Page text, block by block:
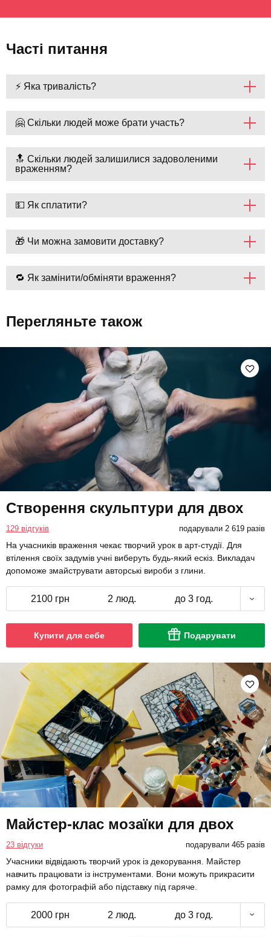
Часті питання
⚡ Яка тривалість?
🤗 Скільки людей може брати участь?
🔝 Скільки людей залишилися задоволеними
враженням?
💵 Як сплатити?
🎁 Чи можна замовити доставку?
🔁 Як замінити/обміняти враження?
Перегляньте також
Створення скульптури для двох
129 відгуків подарували 2 619 разів
На учасників враження чекає творчий урок в арт-студії. Для
втілення своїх задумів учні виберуть будь-який ескіз. Викладач
допоможе змайструвати авторські вироби з глини.
2100 грн 2 люд. до 3 год.
Купити для себе Подарувати
Майстер-клас мозаїки для двох
23 відгуки подарували 465 разів
Учасники відвідають творчий урок із декорування. Майстер
навчить працювати із інструментами. Вони можуть прикрасити
рамку для фотографій або підставку під гаряче.
2000 грн 2 люд. до 3 год.